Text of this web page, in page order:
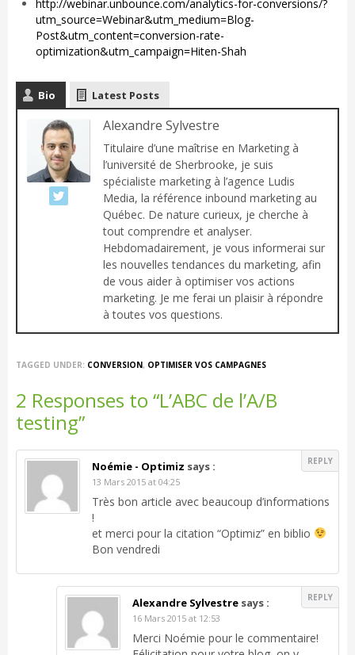
http://webinar.unbounce.com/analytics-for-conversions/?
utm_source=Webinar&utm_medium=Blog-
Post&utm_content=conversion-rate-
optimization&utm_campaign=Hiten-Shah
Bio Latest Posts
Alexandre Sylvestre
Titulaire d’une maîtrise en Marketing à
l’université de Sherbrooke, je suis
spécialiste marketing à l’agence Ludis
Media, la référence inbound marketing au
Québec. De nature curieux, je cherche à
tout comprendre et analyser.
Hebdomadairement, je vous informerai sur
les nouvelles tendances du marketing, afin
de vous aider à optimiser vos actions
marketing. Je me ferai un plaisir à répondre
à toutes vos questions.
TAGGED UNDER: CONVERSION, OPTIMISER VOS CAMPAGNES
2 Responses to “L’ABC de l’A/B
testing”
Noémie - Optimiz says : REPLY
13 Mars 2015 at 04:25
Très bon article avec beaucoup d’informations
!
et merci pour la citation “Optimiz” en biblio
Bon vendredi
Alexandre Sylvestre says : REPLY
16 Mars 2015 at 12:53
Merci Noémie pour le commentaire!